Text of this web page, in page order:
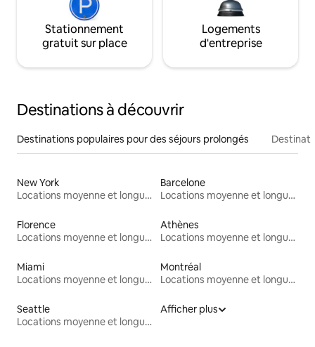
Stationnement
gratuit sur place
Logements
d'entreprise
Destinations à découvrir
Destinations populaires pour des séjours prolongés
New York
Locations moyenne et longue durée
Barcelone
Locations moyenne et longue durée
Florence
Locations moyenne et longue durée
Athènes
Locations moyenne et longue durée
Miami
Locations moyenne et longue durée
Montréal
Locations moyenne et longue durée
Seattle
Locations moyenne et longue durée
Afficher plus